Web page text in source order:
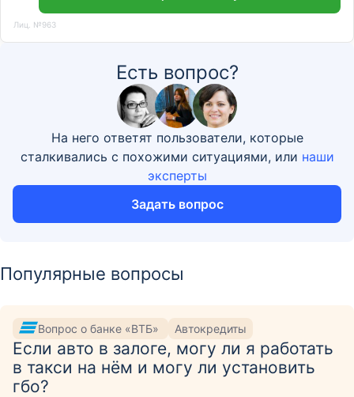
Лиц. №963
Есть вопрос?
На него ответят пользователи, которые
сталкивались с похожими ситуациями, или наши
эксперты
Задать вопрос
Популярные вопросы
Вопрос о банке «ВТБ» Автокредиты
Если авто в залоге, могу ли я работать
в такси на нём и могу ли установить
гбо?